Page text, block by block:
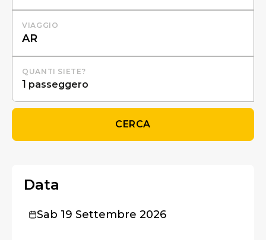
VIAGGIO
QUANTI SIETE?
1 passeggero
CERCA
Data
Sab 19 Settembre 2026